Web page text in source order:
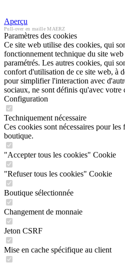
Aperçu
Pull-over en maille MAERZ
Paramètres des cookies
Ce site web utilise des cookies, qui
fonctionnement technique du site
paramétrés. Les autres cookies, qui
confort d'utilisation de ce site web, à
pour simplifier l'interaction avec
sociaux, ne sont définis qu'avec votre
Configuration
Techniquement nécessaire
Ces cookies sont nécessaires pour les
boutique.
"Accepter tous les cookies" Cookie
"Refuser tous les cookies" Cookie
Boutique sélectionnée
Changement de monnaie
Jeton CSRF
Mise en cache spécifique au client